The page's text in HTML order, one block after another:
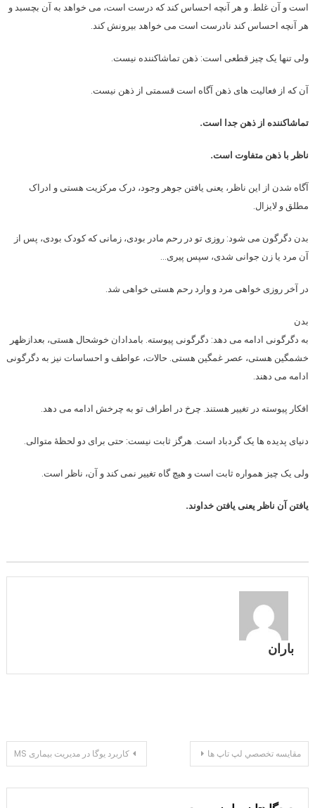
است و آن غلط. و هر آنچه احساس کند که درست است، می خواهد به آن بچسبد و
هر آنچه احساس کند نادرست است می خواهد بیرونش کند.
ولی تنها یک چیز قطعی است: ذهن تماشاکننده نیست.
آن که از فعالیت های ذهن آگاه است قسمتی از ذهن نیست.
تماشاکننده از ذهن جدا است.
ناظر با ذهن متفاوت است.
آگاه شدن از این ناظر، یعنی یافتن جوهر وجود، درک مرکزیت هستی و ادراک
مطلق و لایزال.
بدن دگرگون می شود: روزی تو در رحم مادر بودی، زمانی که کودک بودی، پس از
آن مرد یا زن جوانی شدی، سپس پیری…
در آخر روزی خواهی مرد و وارد رحم هستی خواهی شد.
بدن
به دگرگونی ادامه می دهد: دگرگونی پیوسته. بامدادان خوشحال هستی، بعدازظهر
خشمگین هستی، عصر غمگین هستی. حالات، عواطف و احساسات نیز به دگرگونی
ادامه می دهند.
افکار پیوسته در تغییر هستند. چرخ در اطراف تو به چرخش ادامه می دهد.
دنیای پدیده ها یک گردباد است. هرگز ثابت نیست: حتی برای دو لحظهٔ متوالی.
ولی یک چیز همواره ثابت است و هیچ گاه تغییر نمی کند و آن، ناظر است.
یافتن آن ناظر یعنی یافتن خداوند.
باران
راهبری
نوشته
کاربرد یوگا در مدیریت بیماری MS مقايسه تخصصي لپ تاپ ها